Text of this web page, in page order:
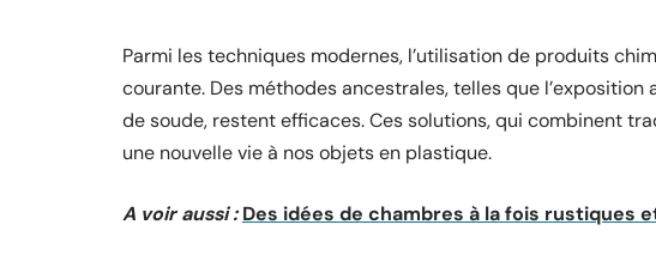
Parmi les techniques modernes, l’utilisation de produits
courante. Des méthodes ancestrales, telles que
de soude, restent efficaces. Ces solutions, qui combinent
une nouvelle vie à nos objets en plastique.
A voir aussi : Des idées de chambres à la fois rustiques